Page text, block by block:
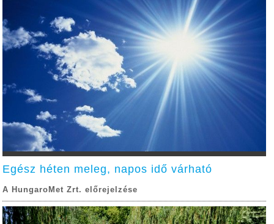
Egész héten meleg, napos idő várható
A HungaroMet Zrt. előrejelzése